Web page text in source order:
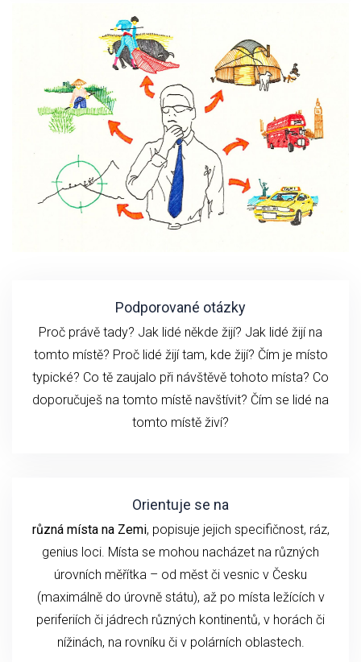
Podporované otázky
Proč právě tady? Jak lidé někde žijí? Jak lidé žijí na
tomto místě? Proč lidé žijí tam, kde žijí? Čím je místo
typické? Co tě zaujalo při návštěvě tohoto místa? Co
doporučuješ na tomto místě navštívit? Čím se lidé na
tomto místě živí?
Orientuje se na
různá místa na Zemi, popisuje jejich specifičnost, ráz,
genius loci. Místa se mohou nacházet na různých
úrovních měřítka – od měst či vesnic v Česku
(maximálně do úrovně státu), až po místa ležících v
periferiích či jádrech různých kontinentů, v horách či
nížinách, na rovníku či v polárních oblastech.